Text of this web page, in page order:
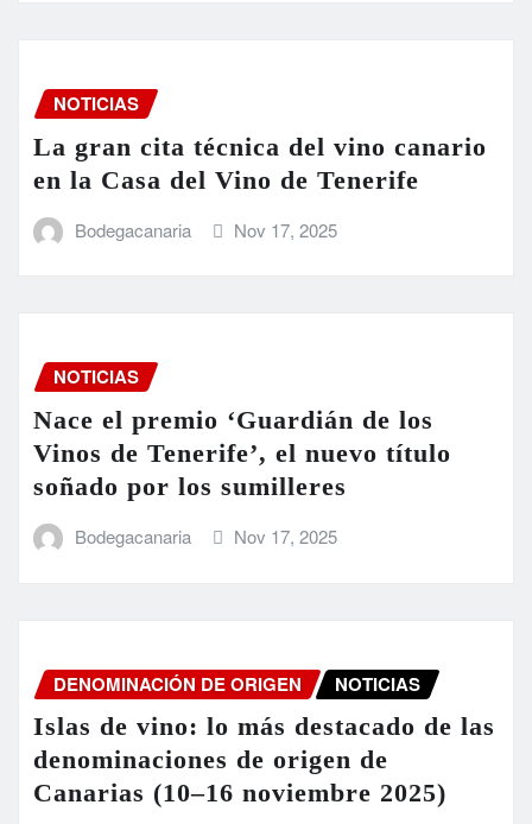
NOTICIAS
La gran cita técnica del vino canario
en la Casa del Vino de Tenerife
Bodegacanaria Nov 17, 2025
NOTICIAS
Nace el premio ‘Guardián de los
Vinos de Tenerife’, el nuevo título
soñado por los sumilleres
Bodegacanaria Nov 17, 2025
DENOMINACIÓN DE ORIGEN NOTICIAS
Islas de vino: lo más destacado de las
denominaciones de origen de
Canarias (10–16 noviembre 2025)